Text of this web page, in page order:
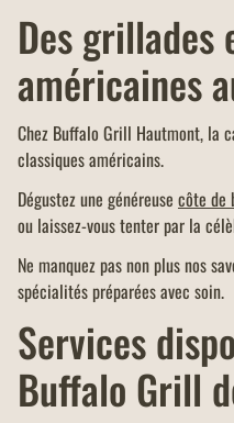
Des
américaines
Chez Buffalo Grill Hautmont, la
classiques américains.
Dégustez une généreuse côte
ou laissez-vous tenter par la
Ne manquez pas non plus nos
spécialités préparées avec soin.
Services
Buffalo Grill